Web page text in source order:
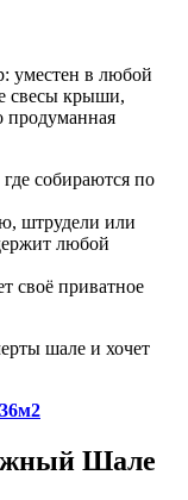
уместен в любой
свесы крыши,
продуманная
собираются по
штрудели или
любой
своё приватное
шале и хочет
Шале